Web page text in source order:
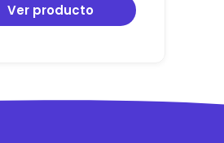
Ver producto